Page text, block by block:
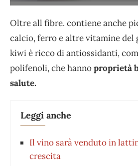
Oltre all fibre. contiene anche
calcio, ferro e altre vitamine del
kiwi è ricco di antiossidanti,
polifenoli, che hannoproprietà
salute.
Leggi anche
Il vino sarà venduto in
crescita